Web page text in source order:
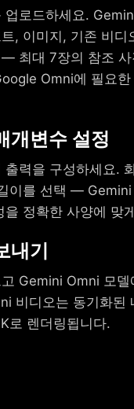
업로드하세요.
, 이미지, 기존 비디
최대 7장의 참조 사
Omni에 필요한
개변수 설정
출력을 구성하세요.
이를 선택 — Gemini
을 정확한 사양에 맞
내기
Gemini Omni 모델
비디오는 동기화된
로 렌더링됩니다.